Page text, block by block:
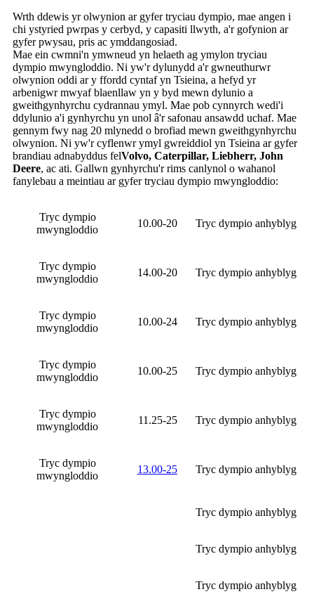
Wrth ddewis yr olwynion ar gyfer tryciau dympio, mae angen i
chi ystyried pwrpas y cerbyd, y capasiti llwyth, a'r gofynion ar
gyfer pwysau, pris ac ymddangosiad.
Mae ein cwmni'n ymwneud yn helaeth ag ymylon tryciau
dympio mwyngloddio. Ni yw'r dylunydd a'r gwneuthurwr
olwynion oddi ar y ffordd cyntaf yn Tsieina, a hefyd yr
arbenigwr mwyaf blaenllaw yn y byd mewn dylunio a
gweithgynhyrchu cydrannau ymyl. Mae pob cynnyrch wedi'i
ddylunio a'i gynhyrchu yn unol â'r safonau ansawdd uchaf. Mae
gennym fwy nag 20 mlynedd o brofiad mewn gweithgynhyrchu
olwynion. Ni yw'r cyflenwr ymyl gwreiddiol yn Tsieina ar gyfer
brandiau adnabyddus felVolvo, Caterpillar, Liebherr, John
Deere, ac ati. Gallwn gynhyrchu'r rims canlynol o wahanol
fanylebau a meintiau ar gyfer tryciau dympio mwyngloddio:
Tryc dympio
mwyngloddio
10.00-20 Tryc dympio anhyblyg
Tryc dympio
mwyngloddio
14.00-20 Tryc dympio anhyblyg
Tryc dympio
mwyngloddio
10.00-24 Tryc dympio anhyblyg
Tryc dympio
mwyngloddio
10.00-25 Tryc dympio anhyblyg
Tryc dympio
mwyngloddio
11.25-25 Tryc dympio anhyblyg
Tryc dympio
mwyngloddio
13.00-25 Tryc dympio anhyblyg
Tryc dympio anhyblyg
Tryc dympio anhyblyg
Tryc dympio anhyblyg